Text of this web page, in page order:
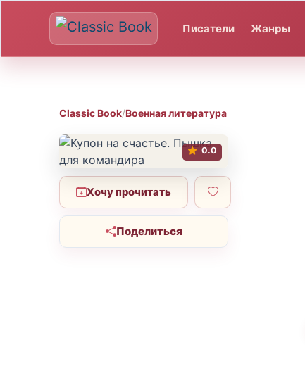
Писатели Жанры
Classic Book/Военная литература
0.0
Хочу прочитать
Поделиться